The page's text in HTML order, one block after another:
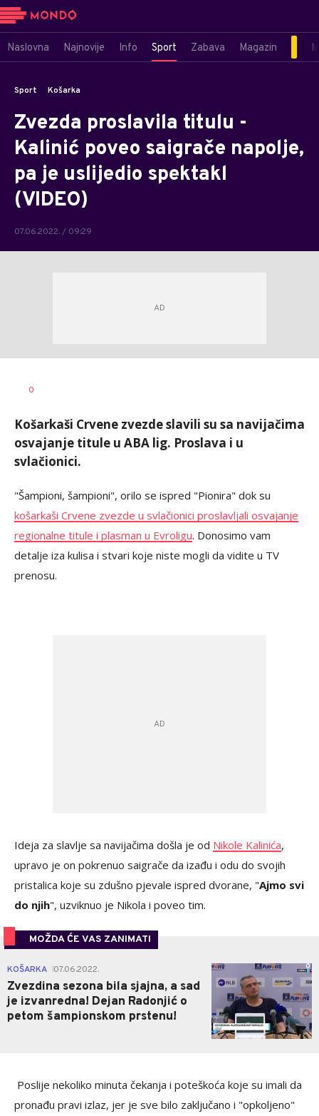
Naslovna Najnovije Info Sport Zabava Magazin
Sport Košarka
Zvezda proslavila titulu -
Kalinić poveo saigrače napolje,
pa je uslijedio spektakl
(VIDEO)
07.06.2022. / 09:29
AUTOR
0
Košarkaši Crvene zvezde slavili su sa navijačima
osvajanje titule u ABA lig. Proslava i u
svlačionici.
"Šampioni, šampioni", orilo se ispred "Pionira" dok su
košarkaši Crvene zvezde u svlačionici proslavljali osvajanje
regionalne titule i plasman u Evroligu. Donosimo vam
detalje iza kulisa i stvari koje niste mogli da vidite u TV
prenosu.
Ideja za slavlje sa navijačima došla je od Nikole Kalinića,
upravo je on pokrenuo saigrače da izađu i odu do svojih
pristalica koje su zdušno pjevale ispred dvorane, "Ajmo svi
do njih", uzviknuo je Nikola i poveo tim.
MOŽDA ĆE VAS ZANIMATI
KOŠARKA 07.06.2022.
Zvezdina sezona bila sjajna, a sad
je izvanredna! Dejan Radonjić o
petom šampionskom prstenu!
0
Poslije nekoliko minuta čekanja i poteškoća koje su imali da
pronađu pravi izlaz, jer je sve bilo zaključano i "opkoljeno"